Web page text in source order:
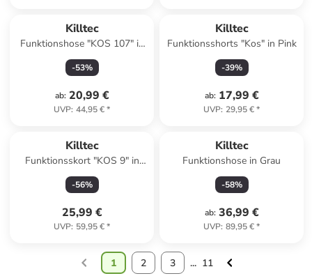
Killtec
Funktionshose "KOS 107" in
Schwarz
-53%
ab: 20,99 €
UVP: 44,95 €*
Killtec
Funktionsshorts "Kos" in Pink
-39%
ab: 17,99 €
UVP: 29,95 €*
Killtec
Funktionsskort "KOS 9" in
Dunkelblau
-56%
25,99 €
UVP: 59,95 €*
Killtec
Funktionshose in Grau
-58%
ab: 36,99 €
UVP: 89,95 €*
1 2 3 ... 11